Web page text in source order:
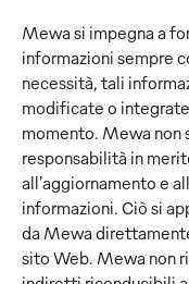
Mewa si impegna a
informazioni sempre
necessità, tali
modificate o
momento. Mewa non
responsabilità in
all'aggiornamento e
informazioni. Ciò si
da Mewa
sito Web. Mewa non